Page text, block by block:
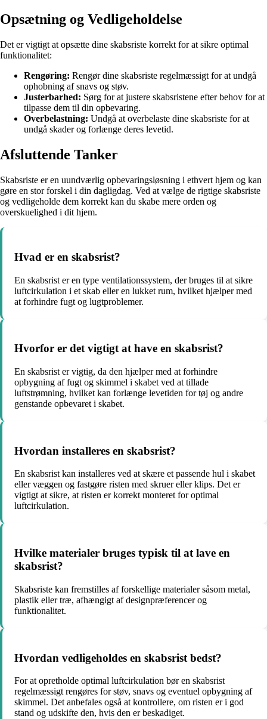
Opsætning og Vedligeholdelse
Det er vigtigt at opsætte dine skabsriste korrekt for at sikre optimal
funktionalitet:
Rengøring: Rengør dine skabsriste regelmæssigt for at undgå
ophobning af snavs og støv.
Justerbarhed: Sørg for at justere skabsristene efter behov for at
tilpasse dem til din opbevaring.
Overbelastning: Undgå at overbelaste dine skabsriste for at
undgå skader og forlænge deres levetid.
Afsluttende Tanker
Skabsriste er en uundværlig opbevaringsløsning i ethvert hjem og kan
gøre en stor forskel i din dagligdag. Ved at vælge de rigtige skabsriste
og vedligeholde dem korrekt kan du skabe mere orden og
overskuelighed i dit hjem.
Hvad er en skabsrist?
En skabsrist er en type ventilationssystem, der bruges til at sikre
luftcirkulation i et skab eller en lukket rum, hvilket hjælper med
at forhindre fugt og lugtproblemer.
Hvorfor er det vigtigt at have en skabsrist?
En skabsrist er vigtig, da den hjælper med at forhindre
opbygning af fugt og skimmel i skabet ved at tillade
luftstrømning, hvilket kan forlænge levetiden for tøj og andre
genstande opbevaret i skabet.
Hvordan installeres en skabsrist?
En skabsrist kan installeres ved at skære et passende hul i skabet
eller væggen og fastgøre risten med skruer eller klips. Det er
vigtigt at sikre, at risten er korrekt monteret for optimal
luftcirkulation.
Hvilke materialer bruges typisk til at lave en
skabsrist?
Skabsriste kan fremstilles af forskellige materialer såsom metal,
plastik eller træ, afhængigt af designpræferencer og
funktionalitet.
Hvordan vedligeholdes en skabsrist bedst?
For at opretholde optimal luftcirkulation bør en skabsrist
regelmæssigt rengøres for støv, snavs og eventuel opbygning af
skimmel. Det anbefales også at kontrollere, om risten er i god
stand og udskifte den, hvis den er beskadiget.